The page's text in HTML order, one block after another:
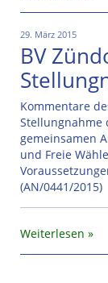
29. März 2015
BV
Kommentare
Stellungnahme
gemeinsamen
und Freie
(AN/0441/2015)
Weiterlesen